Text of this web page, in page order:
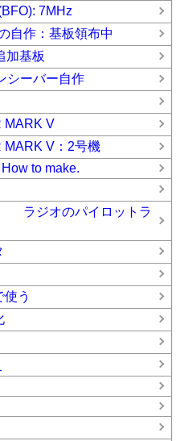
7MHz
自作：基板領布中
加基板
シーバー自作
MARK V
MARK V：2号機
to make.
ジオのパイロットラ
う